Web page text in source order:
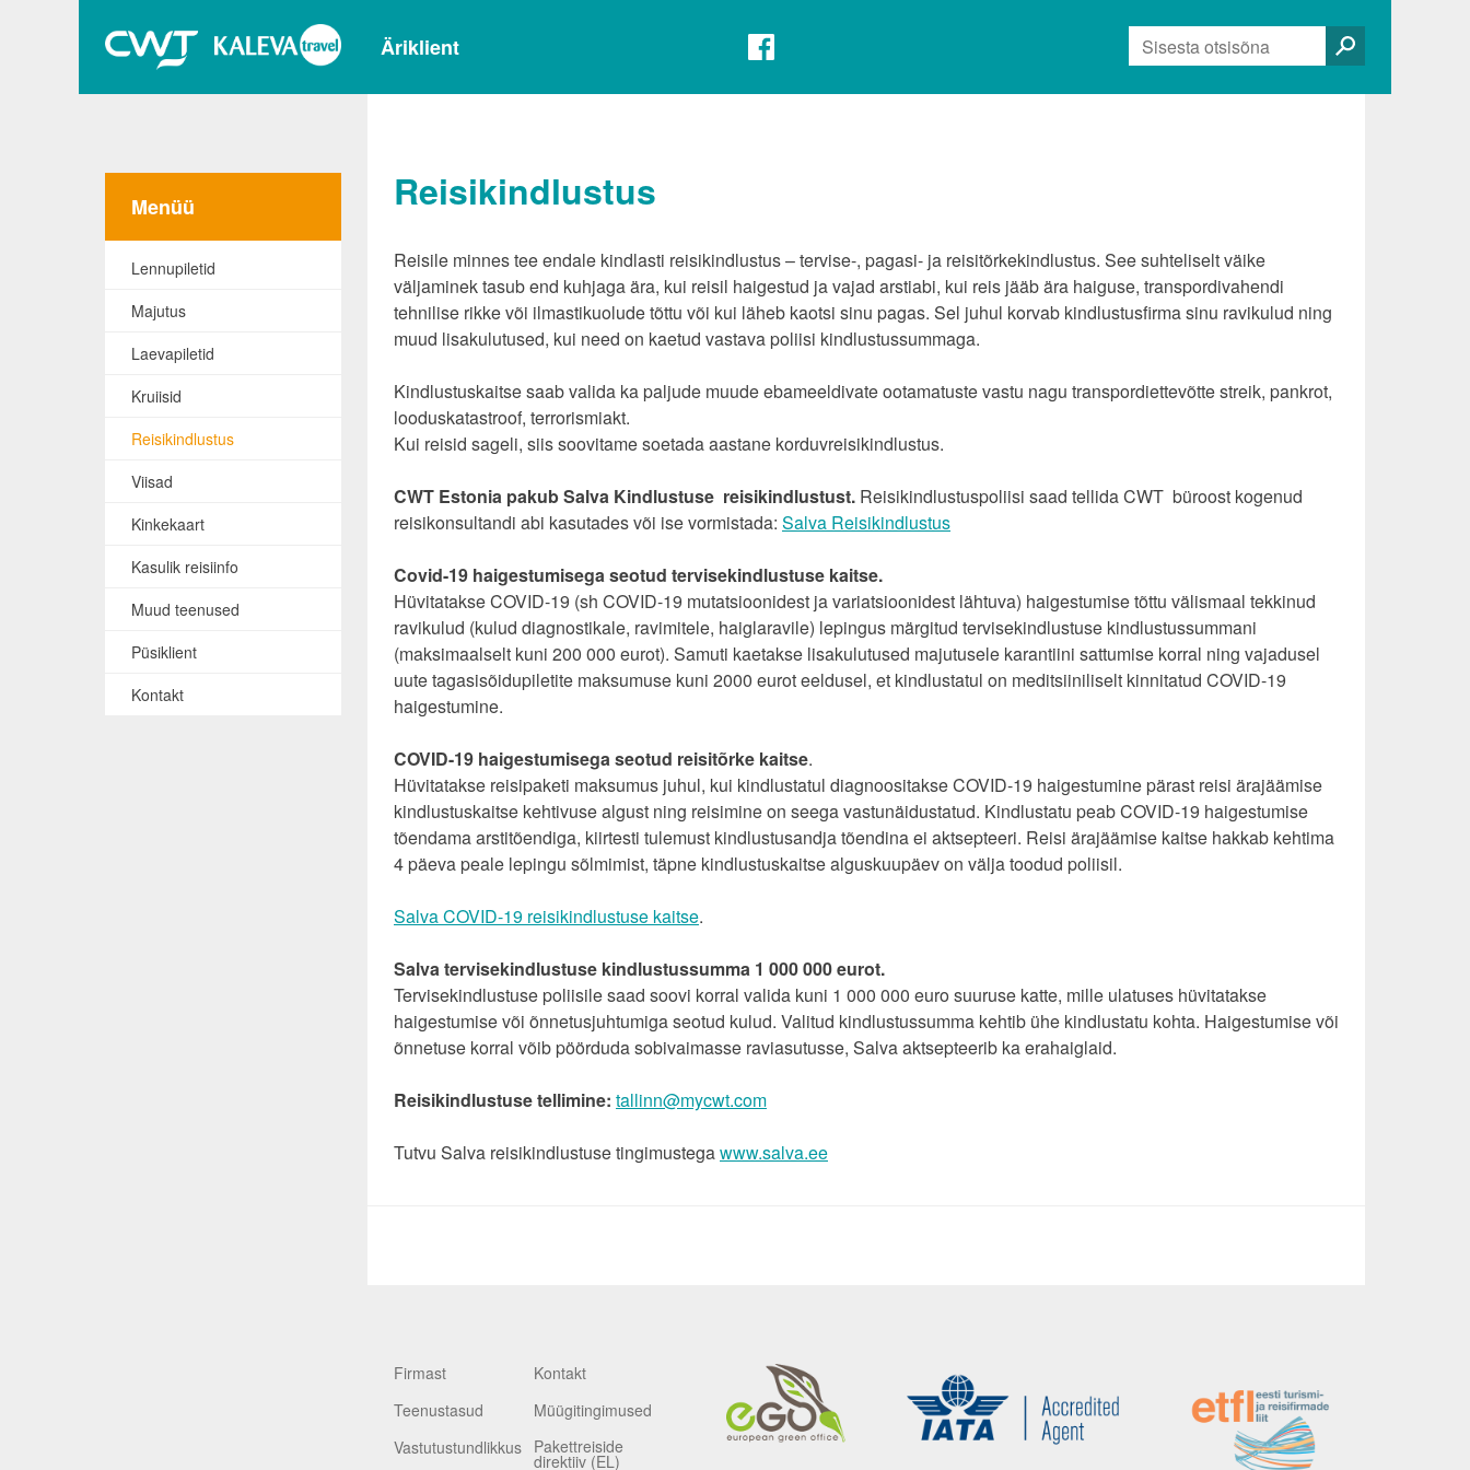
Otsi:
Äriklient
Menüü
Lennupiletid
Majutus
Laevapiletid
Kruiisid
Reisikindlustus
Viisad
Kinkekaart
Kasulik reisiinfo
Muud teenused
Püsiklient
Kontakt
Reisikindlustus
Reisile minnes tee endale kindlasti reisikindlustus – tervise-, pagasi- ja reisitõrkekindlustus. See suhteliselt väike
väljaminek tasub end kuhjaga ära, kui reisil haigestud ja vajad arstiabi, kui reis jääb ära haiguse, transpordivahendi
tehnilise rikke või ilmastikuolude tõttu või kui läheb kaotsi sinu pagas. Sel juhul korvab kindlustusfirma sinu ravikulud ning
muud lisakulutused, kui need on kaetud vastava poliisi kindlustussummaga.
Kindlustuskaitse saab valida ka paljude muude ebameeldivate ootamatuste vastu nagu transpordiettevõtte streik, pankrot,
looduskatastroof, terrorismiakt.
Kui reisid sageli, siis soovitame soetada aastane korduvreisikindlustus.
CWT Estonia pakub Salva Kindlustuse reisikindlustust. Reisikindlustuspoliisi saad tellida CWT büroost kogenud
reisikonsultandi abi kasutades või ise vormistada: Salva Reisikindlustus
Covid-19 haigestumisega seotud tervisekindlustuse kaitse.
Hüvitatakse COVID-19 (sh COVID-19 mutatsioonidest ja variatsioonidest lähtuva) haigestumise tõttu välismaal tekkinud
ravikulud (kulud diagnostikale, ravimitele, haiglaravile) lepingus märgitud tervisekindlustuse kindlustussummani
(maksimaalselt kuni 200 000 eurot). Samuti kaetakse lisakulutused majutusele karantiini sattumise korral ning vajadusel
uute tagasisõidupiletite maksumuse kuni 2000 eurot eeldusel, et kindlustatul on meditsiiniliselt kinnitatud COVID-19
haigestumine.
COVID-19 haigestumisega seotud reisitõrke kaitse.
Hüvitatakse reisipaketi maksumus juhul, kui kindlustatul diagnoositakse COVID-19 haigestumine pärast reisi ärajäämise
kindlustuskaitse kehtivuse algust ning reisimine on seega vastunäidustatud. Kindlustatu peab COVID-19 haigestumise
tõendama arstitõendiga, kiirtesti tulemust kindlustusandja tõendina ei aktsepteeri. Reisi ärajäämise kaitse hakkab kehtima
4 päeva peale lepingu sõlmimist, täpne kindlustuskaitse alguskuupäev on välja toodud poliisil.
Salva COVID-19 reisikindlustuse kaitse.
Salva tervisekindlustuse kindlustussumma 1 000 000 eurot.
Tervisekindlustuse poliisile saad soovi korral valida kuni 1 000 000 euro suuruse katte, mille ulatuses hüvitatakse
haigestumise või õnnetusjuhtumiga seotud kulud. Valitud kindlustussumma kehtib ühe kindlustatu kohta. Haigestumise või
õnnetuse korral võib pöörduda sobivaimasse raviasutusse, Salva aktsepteerib ka erahaiglaid.
Reisikindlustuse tellimine: tallinn@mycwt.com
Tutvu Salva reisikindlustuse tingimustegawww.salva.ee
Firmast
Kontakt
Teenustasud
Müügitingimused
Vastutustundlikkus Pakettreiside
direktiiv (EL)